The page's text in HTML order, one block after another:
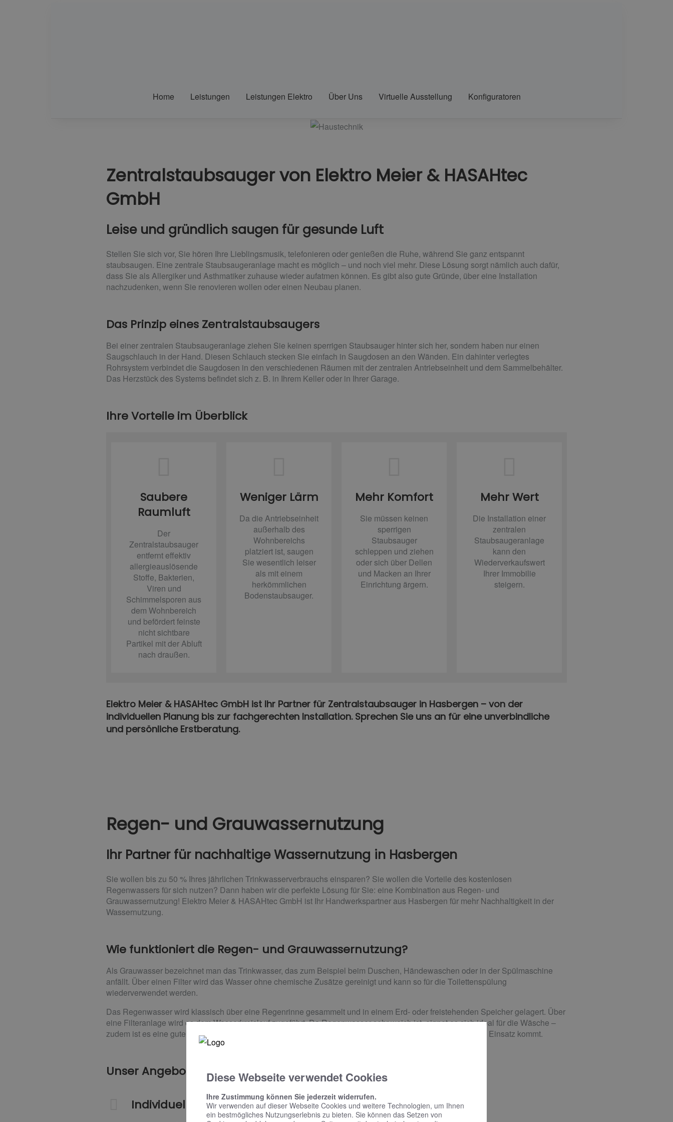
Home Leistungen Leistungen Elektro Über Uns Virtuelle Ausstellung Konfiguratoren
Zentralstaubsauger von Elektro Meier & HASAHtec
GmbH
Leise und gründlich saugen für gesunde Luft
Stellen Sie sich vor, Sie hören Ihre Lieblingsmusik, telefonieren oder genießen die Ruhe, während Sie ganz entspannt
staubsaugen. Eine zentrale Staubsaugeranlage macht es möglich – und noch viel mehr. Diese Lösung sorgt nämlich auch dafür,
dass Sie als Allergiker und Asthmatiker zuhause wieder aufatmen können. Es gibt also gute Gründe, über eine Installation
nachzudenken, wenn Sie renovieren wollen oder einen Neubau planen.
Das Prinzip eines Zentralstaubsaugers
Bei einer zentralen Staubsaugeranlage ziehen Sie keinen sperrigen Staubsauger hinter sich her, sondern haben nur einen
Saugschlauch in der Hand. Diesen Schlauch stecken Sie einfach in Saugdosen an den Wänden. Ein dahinter verlegtes
Rohrsystem verbindet die Saugdosen in den verschiedenen Räumen mit der zentralen Antriebseinheit und dem Sammelbehälter.
Das Herzstück des Systems befindet sich z. B. in Ihrem Keller oder in Ihrer Garage.
Ihre Vorteile im Überblick
Saubere
Raumluft
Der
Zentralstaubsauger
entfernt effektiv
allergieauslösende
Stoffe, Bakterien,
Viren und
Schimmelsporen aus
dem Wohnbereich
und befördert feinste
nicht sichtbare
Partikel mit der Abluft
nach draußen.
Weniger Lärm
Da die Antriebseinheit
außerhalb des
Wohnbereichs
platziert ist, saugen
Sie wesentlich leiser
als mit einem
herkömmlichen
Bodenstaubsauger.
Mehr Komfort
Sie müssen keinen
sperrigen
Staubsauger
schleppen und ziehen
oder sich über Dellen
und Macken an Ihrer
Einrichtung ärgern.
Mehr Wert
Die Installation einer
zentralen
Staubsaugeranlage
kann den
Wiederverkaufswert
Ihrer Immobilie
steigern.
Elektro Meier & HASAHtec GmbH ist Ihr Partner für Zentralstaubsauger in Hasbergen – von der
individuellen Planung bis zur fachgerechten Installation. Sprechen Sie uns an für eine unverbindliche
und persönliche Erstberatung.
Regen- und Grauwassernutzung
Ihr Partner für nachhaltige Wassernutzung in Hasbergen
Sie wollen bis zu 50 % Ihres jährlichen Trinkwasserverbrauchs einsparen? Sie wollen die Vorteile des kostenlosen
Regenwassers für sich nutzen? Dann haben wir die perfekte Lösung für Sie: eine Kombination aus Regen- und
Grauwassernutzung! Elektro Meier & HASAHtec GmbH ist Ihr Handwerkspartner aus Hasbergen für mehr Nachhaltigkeit in der
Wassernutzung.
Wie funktioniert die Regen- und Grauwassernutzung?
Als Grauwasser bezeichnet man das Trinkwasser, das zum Beispiel beim Duschen, Händewaschen oder in der Spülmaschine
anfällt. Über einen Filter wird das Wasser ohne chemische Zusätze gereinigt und kann so für die Toilettenspülung
wiederverwendet werden.
Das Regenwasser wird klassisch über eine Regenrinne gesammelt und in einem Erd- oder freistehenden Speicher gelagert. Über
eine Filteranlage wird es dem Wasserkreislauf zugeführt. Da Regenwasser sehr weich ist, eignet es sich ideal für die Wäsche –
zudem ist es eine gute Alternative für die Toilettenspülung, in der normalerweise sauberes Trinkwasser zum Einsatz kommt.
Unser Angebot für Sie
Individuelle Planung und Beratung
Diese Webseite verwendet Cookies
Ihre Zustimmung können Sie jederzeit widerrufen.
Wir verwenden auf dieser Webseite Cookies und weitere Technologien, um Ihnen
ein bestmögliches Nutzungserlebnis zu bieten. Sie können das Setzen von